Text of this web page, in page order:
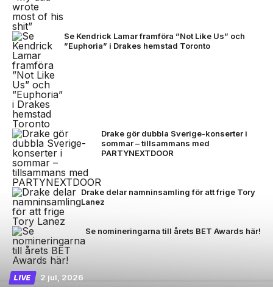
Se Kendrick Lamar framföra ”Not Like Us” och
”Euphoria” i Drakes hemstad Toronto
Drake gör dubbla Sverige-konserter i
sommar – tillsammans med
PARTYNEXTDOOR
Drake delar namninsamling för att frige Tory
Lanez
Se nomineringarna till årets BET Awards här!
LIVE 2 jul, 2026